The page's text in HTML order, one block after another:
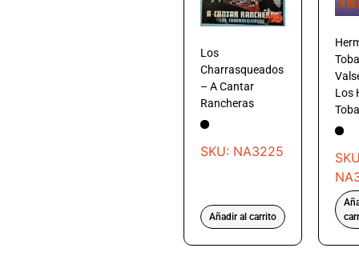
Los
Charrasqueados
– A Cantar
Rancheras
SKU: NA3225
Añadir al carrito
Los